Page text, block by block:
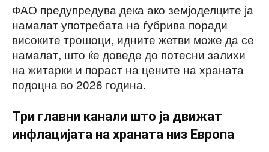
ФАО предупредува дека ако земјоделците ја
намалат употребата на ѓубрива поради
високите трошоци, идните жетви може да се
намалат, што ќе доведе до потесни залихи
на житарки и пораст на цените на храната
подоцна во 2026 година.
Три главни канали што ја движат
инфлацијата на храната низ Европа